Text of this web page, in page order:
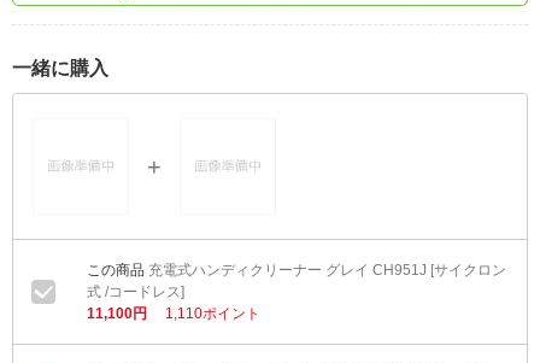
一緒に購入
充電式ハンディクリーナー グレイ CH951J [サイクロン
式 /コードレス]
11,100円
1,110ポイント